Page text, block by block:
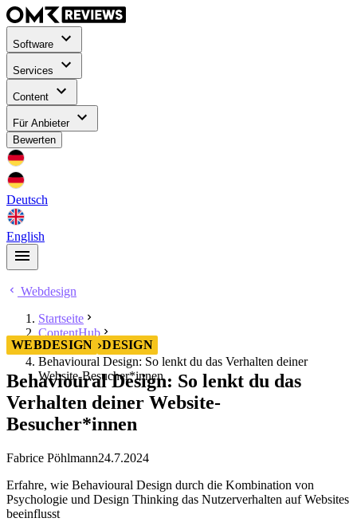
Software
Services
Content
Für Anbieter
Bewerten
Deutsch
English
Webdesign
Startseite
ContentHub
Webdesign
Behavioural Design: So lenkt du das Verhalten deiner
Website-Besucher*innen
WEBDESIGN DESIGN
Behavioural Design: So lenkt du das
Verhalten deiner Website-
Besucher*innen
Fabrice Pöhlmann24.7.2024
Erfahre, wie Behavioural Design durch die Kombination von
Psychologie und Design Thinking das Nutzerverhalten auf Websites
beeinflusst